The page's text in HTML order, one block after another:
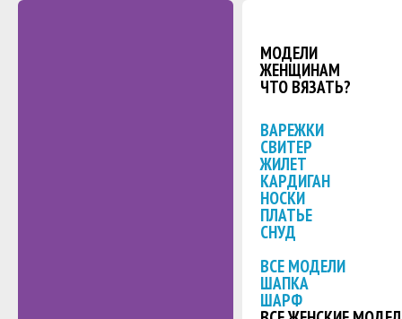
МОДЕЛИ
ЖЕНЩИНАМ
ЧТО ВЯЗАТЬ?
ВАРЕЖКИ
СВИТЕР
ЖИЛЕТ
КАРДИГАН
НОСКИ
ПЛАТЬЕ
СНУД
ВСЕ МОДЕЛИ
ШАПКА
ШАРФ